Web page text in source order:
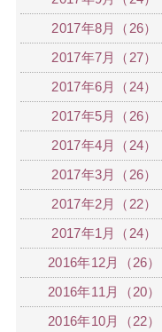
2017年8月（26）
2017年7月（27）
2017年6月（24）
2017年5月（26）
2017年4月（24）
2017年3月（26）
2017年2月（22）
2017年1月（24）
2016年12月（26）
2016年11月（20）
2016年10月（22）